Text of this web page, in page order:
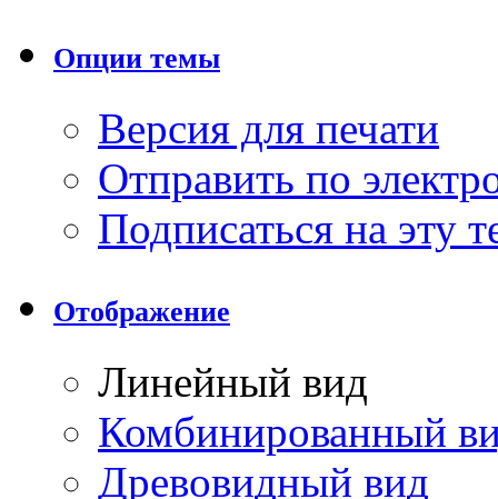
Опции темы
Версия для печати
Отправить по
Подписаться на эту
Отображение
Линейный вид
Комбинированный
Древовидный вид